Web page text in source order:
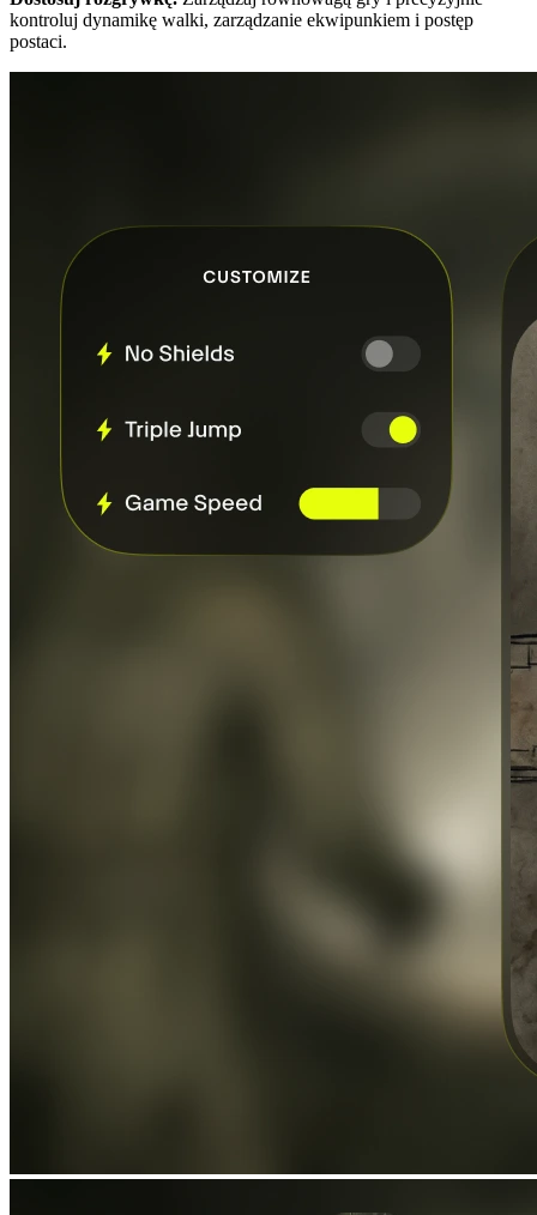
kontroluj dynamikę walki, zarządzanie ekwipunkiem i postęp
postaci.